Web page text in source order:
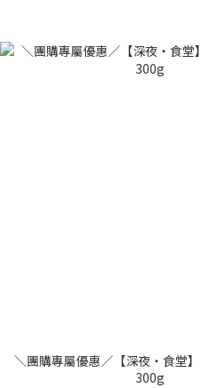
＼團購專屬優惠／【深夜・食堂
300g